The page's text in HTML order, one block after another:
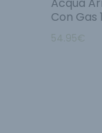
Con Gas
54.95€